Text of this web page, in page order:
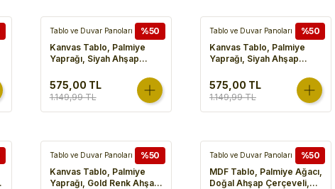
%50
Tablo ve Duvar Panoları
Kanvas Tablo, Palmiye
Yaprağı, Siyah Ahşap
60x3x80 cm
575,00 TL
1.149,99 TL
%50
Tablo ve Duvar Panoları
Kanvas Tablo, Palmiye
Yaprağı, Siyah Ahşap
60x3x80 cm
575,00 TL
1.149,99 TL
%50
Tablo ve Duvar Panoları
Kanvas Tablo, Palmiye
Yaprağı, Gold Renk Ahşap
%50
Tablo ve Duvar Panoları
MDF Tablo, Palmiye Ağacı,
Doğal Ahşap Çerçeveli,